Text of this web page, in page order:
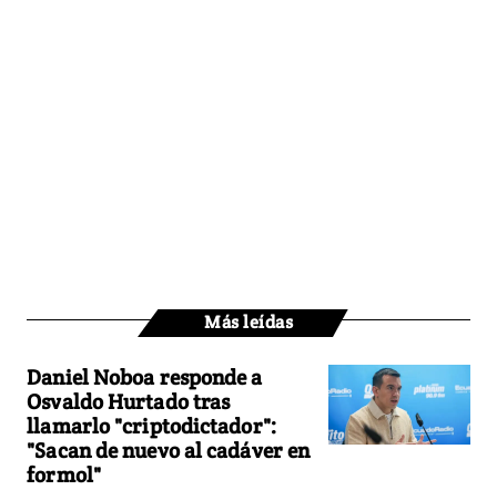
Más leídas
Daniel Noboa responde a
Osvaldo Hurtado tras
llamarlo "criptodictador":
"Sacan de nuevo al cadáver en
formol"